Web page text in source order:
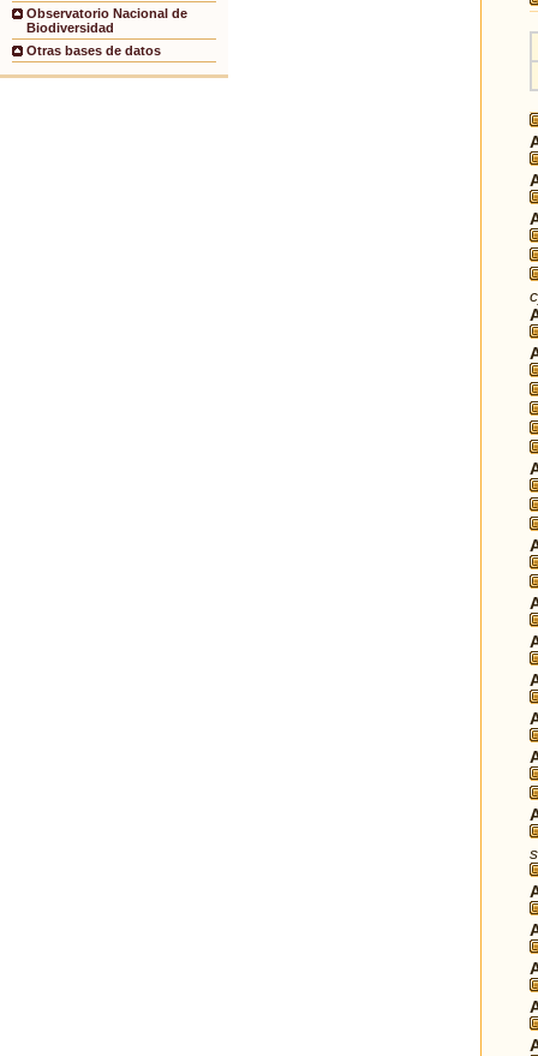
Observatorio Nacional de
Biodiversidad
Otras bases de datos